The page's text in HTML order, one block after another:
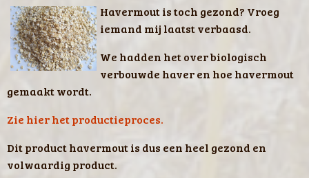
Havermout is toch gezond? Vroeg
iemand mij laatst verbaasd.
We hadden het over biologisch
verbouwde haver en hoe havermout
gemaakt wordt.
Zie hier het productieproces.
Dit product havermout is dus een heel gezond en
volwaardig product.